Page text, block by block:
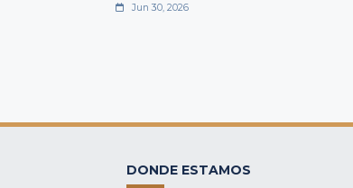
Jun 30, 2026
DONDE ESTAMOS